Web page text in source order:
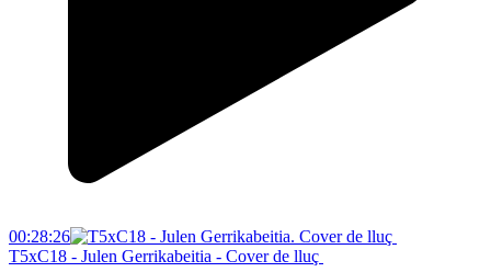
00:28:26
T5xC18 - Julen Gerrikabeitia - Cover de lluç